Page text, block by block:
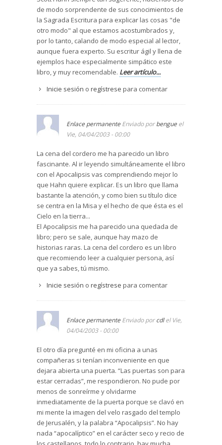
de modo sorprendente de sus conocimientos de
la Sagrada Escritura para explicar las cosas "de
otro modo" al que estamos acostumbrados y,
por lo tanto, calando de modo especial al lector,
aunque fuera experto. Su escritur ágil y llena de
ejemplos hace especialmente simpático este
libro, y muy recomendable. Leer artículo...
Inicie sesión o regístrese para comentar
Enlace permanente Enviado porbengue el
Vie, 04/04/2003 - 00:00
La cena del cordero me ha parecido un libro
fascinante. Al ir leyendo simultáneamente el libro
con el Apocalipsis vas comprendiendo mejor lo
que Hahn quiere explicar. Es un libro que llama
bastante la atención, y como bien su título dice
se centra en la Misa y el hecho de que ésta es el
Cielo en la tierra...
El Apocalipsis me ha parecido una quedada de
libro; pero se sale, aunque hay mazo de
historias raras. La cena del cordero es un libro
que recomiendo leer a cualquier persona, así
que ya sabes, tú mismo.
Inicie sesión o regístrese para comentar
Enlace permanente Enviado porcdlel Vie,
04/04/2003 - 00:00
El otro día pregunté en mi oficina a unas
compañeras si tenían inconveniente en que
dejara abierta una puerta. “Las puertas son para
estar cerradas”, me respondieron. No pude por
menos de sonreírme y olvidarme
inmediatamente de la puerta porque se clavó en
mi mente la imagen del velo rasgado del templo
de Jerusalén, y la palabra “Apocalipsis”. No hay
nada “apocalíptico” en el carácter seco y recio de